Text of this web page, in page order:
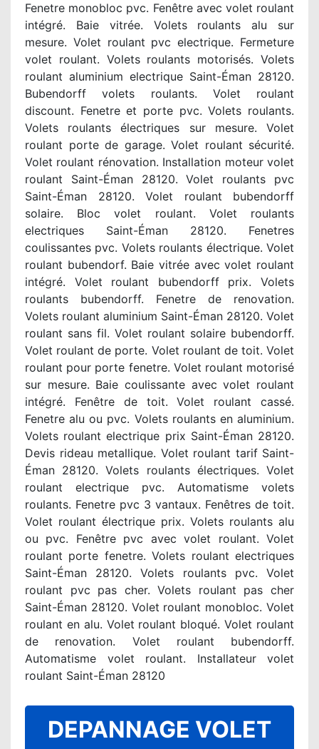
Fenetre monobloc pvc. Fenêtre avec volet roulant
intégré. Baie vitrée. Volets roulants alu sur
mesure. Volet roulant pvc electrique. Fermeture
volet roulant. Volets roulants motorisés. Volets
roulant aluminium electrique Saint-Éman 28120.
Bubendorff volets roulants. Volet roulant
discount. Fenetre et porte pvc. Volets roulants.
Volets roulants électriques sur mesure. Volet
roulant porte de garage. Volet roulant sécurité.
Volet roulant rénovation. Installation moteur volet
roulant Saint-Éman 28120. Volet roulants pvc
Saint-Éman 28120. Volet roulant bubendorff
solaire. Bloc volet roulant. Volet roulants
electriques Saint-Éman 28120. Fenetres
coulissantes pvc. Volets roulants électrique. Volet
roulant bubendorf. Baie vitrée avec volet roulant
intégré. Volet roulant bubendorff prix. Volets
roulants bubendorff. Fenetre de renovation.
Volets roulant aluminium Saint-Éman 28120. Volet
roulant sans fil. Volet roulant solaire bubendorff.
Volet roulant de porte. Volet roulant de toit. Volet
roulant pour porte fenetre. Volet roulant motorisé
sur mesure. Baie coulissante avec volet roulant
intégré. Fenêtre de toit. Volet roulant cassé.
Fenetre alu ou pvc. Volets roulants en aluminium.
Volets roulant electrique prix Saint-Éman 28120.
Devis rideau metallique. Volet roulant tarif Saint-
Éman 28120. Volets roulants électriques. Volet
roulant electrique pvc. Automatisme volets
roulants. Fenetre pvc 3 vantaux. Fenêtres de toit.
Volet roulant électrique prix. Volets roulants alu
ou pvc. Fenêtre pvc avec volet roulant. Volet
roulant porte fenetre. Volets roulant electriques
Saint-Éman 28120. Volets roulants pvc. Volet
roulant pvc pas cher. Volets roulant pas cher
Saint-Éman 28120. Volet roulant monobloc. Volet
roulant en alu. Volet roulant bloqué. Volet roulant
de renovation. Volet roulant bubendorff.
Automatisme volet roulant. Installateur volet
roulant Saint-Éman 28120
DEPANNAGE VOLET